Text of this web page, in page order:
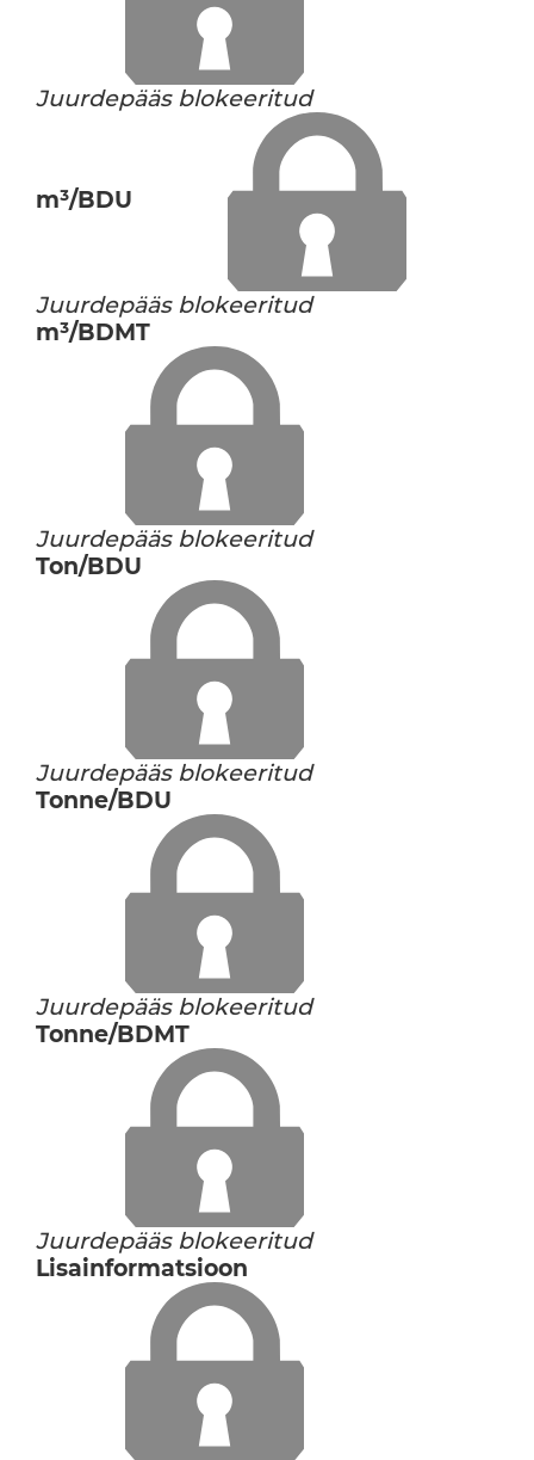
Juurdepääs blokeeritud
m³/BDU
Juurdepääs blokeeritud
m³/BDMT
Juurdepääs blokeeritud
Ton/BDU
Juurdepääs blokeeritud
Tonne/BDU
Juurdepääs blokeeritud
Tonne/BDMT
Juurdepääs blokeeritud
Lisainformatsioon